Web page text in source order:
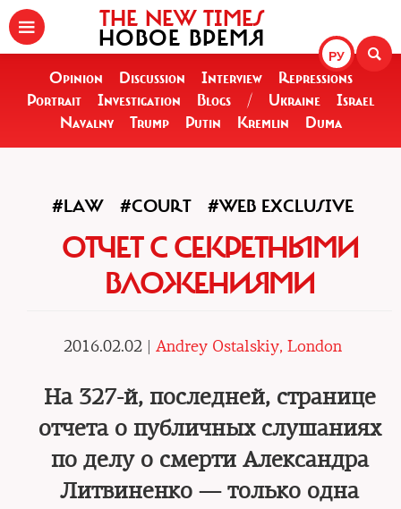
РУ
THE NEW TIMES
НОВОЕ ВРЕМЯ
Opinion Discussion Interview
Repressions
Portrait
Investigation Blogs / Ukraine
Israel
Navalny
Trump Putin Kremlin Duma
#LAW #COURT #WEB EXCLUSIVE
ОТЧЕТ С СЕКРЕТНЫМИ
ВЛОЖЕНИЯМИ
2016.02.02 | Andrey Ostalskiy, London
На 327-й, последней, странице
отчета о публичных слушаниях
по делу о смерти Александра
Литвиненко — только одна